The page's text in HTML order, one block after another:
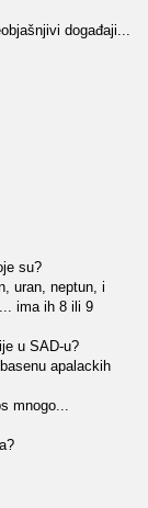
događaji...
su?
uran, neptun, i
ima ih 8 ili 9
u SAD-u?
apalackih
mnogo...